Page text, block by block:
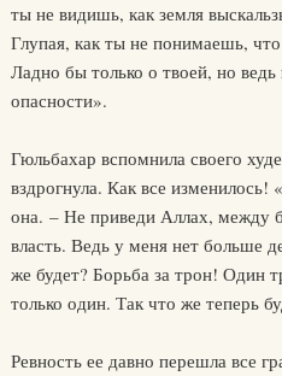
ты не видишь, как земля
Глупая, как ты не понимаешь,
Ладно бы только о твоей, но
опасности».
Гюльбахар вспомнила своего
вздрогнула. Как все изменилось!
она. – Не приведи Аллах, между
власть. Ведь у меня нет больше
же будет? Борьба за трон! Один
только один. Так что же теперь
Ревность ее давно перешла все